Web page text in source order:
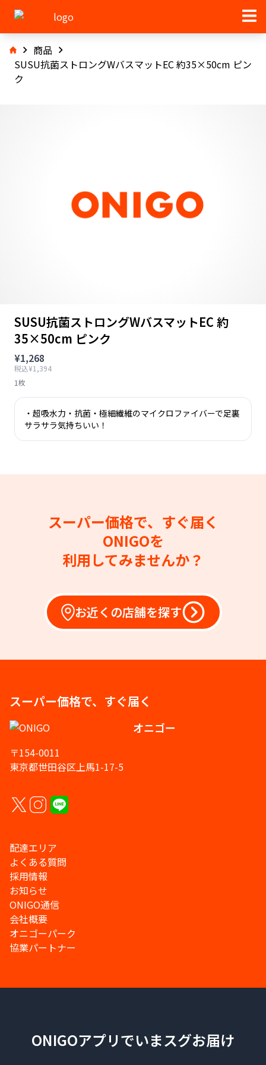
商品
SUSU抗菌ストロングWバスマットEC 約35×50cm ピン
ク
SUSU抗菌ストロングWバスマットEC 約
35×50cm ピンク
¥1,268
税込¥1,394
1枚
・超吸水力・抗菌・極細繊維のマイクロファイバーで足裏
サラサラ気持ちいい！
スーパー価格で、すぐ届く
ONIGOを
利用してみませんか？
お近くの店舗を探す
スーパー価格で、すぐ届く
オニゴー
〒154-0011
東京都世田谷区上馬1-17-5
配達エリア
よくある質問
採用情報
お知らせ
ONIGO通信
会社概要
オニゴーパーク
協業パートナー
ONIGOアプリでいまスグお届け